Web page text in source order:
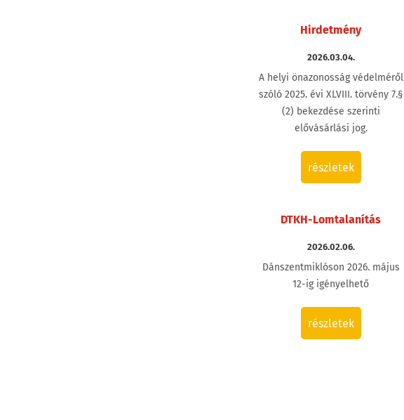
Hirdetmény
2026.03.04.
A helyi önazonosság védelméről
szóló 2025. évi XLVIII. törvény 7.§
(2) bekezdése szerinti
elővásárlási jog.
részletek
DTKH-Lomtalanítás
2026.02.06.
Dánszentmiklóson 2026. május
12-ig igényelhető
részletek